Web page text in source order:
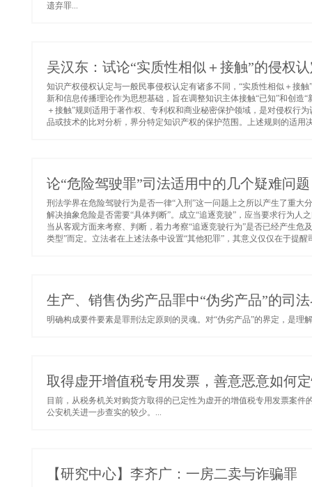
遗弃罪...
吴汉东：试论“实质性相似＋接触”的侵权
知识产权侵权认定与一般民事侵权认定有诸多不同，“实质性相似＋接
新和信息传播理论作为思想基础，旨在调整知识主体接触“已知”和创造
＋接触”规则适用于著作权、专利权和商业秘密保护领域，是对侵权行
品或技术的比对分析，界分特定知识产权的保护范围。上述规则的适
论“危险驾驶罪”司法适用中的几个疑难问题
刑法学界在危险驾驶行为是否一律“入刑”这一问题上之所以产生了重大
解决抽象危险是否需要“具体判断”。成立“追逐竞驶”，应当要求行为人
当从客观方面来考察、判断，着力考察“追逐竞驶行为”是否已经产生
类型”而定。立法者在上述法条中设置“其他犯罪”，其意义仅仅在于提
生产、销售伪劣产品罪中“伪劣产品”的司
明确构成要件要素是罪刑法定原则的灵魂。对“伪劣产品”的界定，是理
取得虚开增值税专用发票，善意恶意如何
目前，从税务机关对购货方取得的已定性为虚开的增值税专用发票案
公安机关进一步查实的较少。...
【研究中心】李齐广：一房二卖与诈骗罪